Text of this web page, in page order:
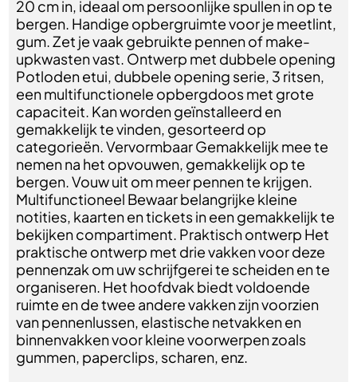
20 cm in, ideaal om persoonlijke spullen in op te
bergen. Handige opbergruimte voor je meetlint,
gum. Zet je vaak gebruikte pennen of make-
upkwasten vast. Ontwerp met dubbele opening
Potloden etui, dubbele opening serie, 3 ritsen,
een multifunctionele opbergdoos met grote
capaciteit. Kan worden geïnstalleerd en
gemakkelijk te vinden, gesorteerd op
categorieën. Vervormbaar Gemakkelijk mee te
nemen na het opvouwen, gemakkelijk op te
bergen. Vouw uit om meer pennen te krijgen.
Multifunctioneel Bewaar belangrijke kleine
notities, kaarten en tickets in een gemakkelijk te
bekijken compartiment. Praktisch ontwerp Het
praktische ontwerp met drie vakken voor deze
pennenzak om uw schrijfgerei te scheiden en te
organiseren. Het hoofdvak biedt voldoende
ruimte en de twee andere vakken zijn voorzien
van pennenlussen, elastische netvakken en
binnenvakken voor kleine voorwerpen zoals
gummen, paperclips, scharen, enz.